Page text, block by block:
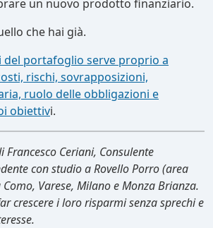
un nuovo prodotto finanziario.
che hai già.
del portafoglio serve proprio a
rischi, sovrapposizioni,
ruolo delle obbligazioni e
obiettivi.
Ceriani, Consulente
con studio a Rovello Porro (area
Varese, Milano e Monza Brianza.
crescere i loro risparmi senza sprechi e